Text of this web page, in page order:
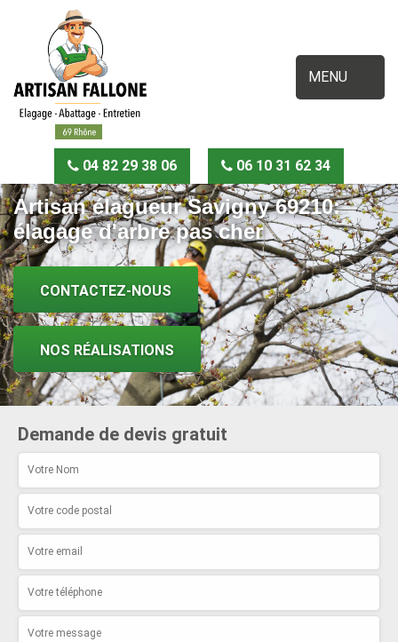
MENU
04 82 29 38 06 06 10 31 62 34
Artisan élagueur Savigny 69210:
élagage d'arbre pas cher
CONTACTEZ-NOUS
NOS RÉALISATIONS
Demande de devis gratuit